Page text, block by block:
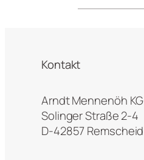
Kontakt
Arndt Mennenöh KG
Solinger Straße 2-4
D-42857 Remscheid